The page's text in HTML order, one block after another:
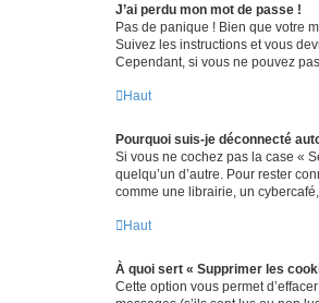
J’ai perdu mon mot de passe !
Pas de panique ! Bien que votre
Suivez les instructions et vous
Cependant, si vous ne pouvez
Haut
Pourquoi suis-je déconnecté
Si vous ne cochez pas la case «
quelqu’un d’autre. Pour rester
comme une librairie, un
Haut
À quoi sert « Supprimer les
Cette option vous permet